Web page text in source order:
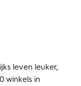
leven leuker,
winkels in